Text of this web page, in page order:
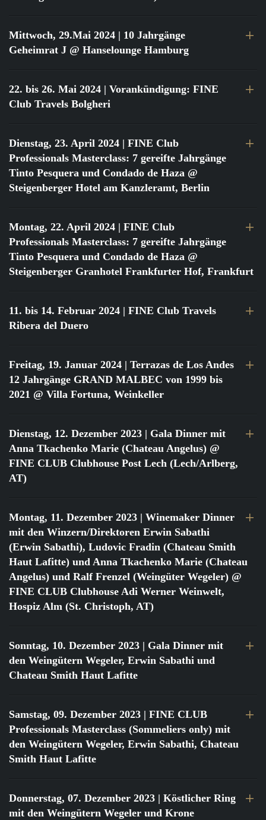
Mittwoch, 29.Mai 2024 | 10 Jahrgänge
Geheimrat J @ Hanselounge Hamburg
22. bis 26. Mai 2024 | Vorankündigung: FINE
Club Travels Bolgheri
Dienstag, 23. April 2024 | FINE Club
Professionals Masterclass: 7 gereifte Jahrgänge
Tinto Pesquera und Condado de Haza @
Steigenberger Hotel am Kanzleramt, Berlin
Montag, 22. April 2024 | FINE Club
Professionals Masterclass: 7 gereifte Jahrgänge
Tinto Pesquera und Condado de Haza @
Steigenberger Granhotel Frankfurter Hof, Frankfurt
11. bis 14. Februar 2024 | FINE Club Travels
Ribera del Duero
Freitag, 19. Januar 2024 | Terrazas de Los Andes
12 Jahrgänge GRAND MALBEC von 1999 bis
2021 @ Villa Fortuna, Weinkeller
Dienstag, 12. Dezember 2023 | Gala Dinner mit
Anna Tkachenko Marie (Chateau Angelus) @
FINE CLUB Clubhouse Post Lech (Lech/Arlberg,
AT)
Montag, 11. Dezember 2023 | Winemaker Dinner
mit den Winzern/Direktoren Erwin Sabathi
(Erwin Sabathi), Ludovic Fradin (Chateau Smith
Haut Lafitte) und Anna Tkachenko Marie (Chateau
Angelus) und Ralf Frenzel (Weingüter Wegeler) @
FINE CLUB Clubhouse Adi Werner Weinwelt,
Hospiz Alm (St. Christoph, AT)
Sonntag, 10. Dezember 2023 | Gala Dinner mit
den Weingütern Wegeler, Erwin Sabathi und
Chateau Smith Haut Lafitte
Samstag, 09. Dezember 2023 | FINE CLUB
Professionals Masterclass (Sommeliers only) mit
den Weingütern Wegeler, Erwin Sabathi, Chateau
Smith Haut Lafitte
Donnerstag, 07. Dezember 2023 | Köstlicher Ring
mit den Weingütern Wegeler und Krone